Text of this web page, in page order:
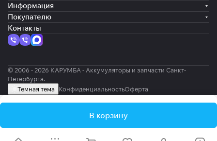
В корзину
Информация
Покупателю
Контакты
© 2006 - 2026 КАРУМБА - Аккумуляторы и запчасти Санкт-
Петербурга.
Темная тема
КонфиденциальностьОферта